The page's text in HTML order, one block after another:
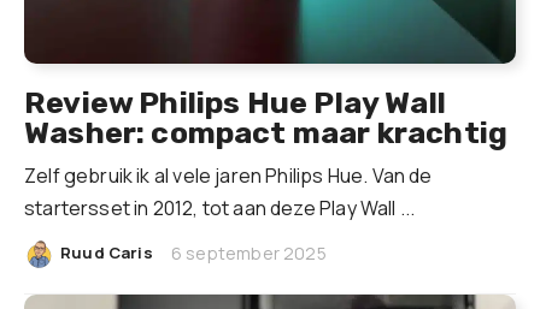
Review Philips Hue Play Wall
Washer: compact maar krachtig
Zelf gebruik ik al vele jaren Philips Hue. Van de
startersset in 2012, tot aan deze Play Wall ...
Ruud Caris 6 september 2025